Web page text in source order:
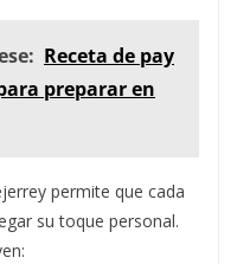
Receta de pay
preparar en
permite que cada
su toque personal.